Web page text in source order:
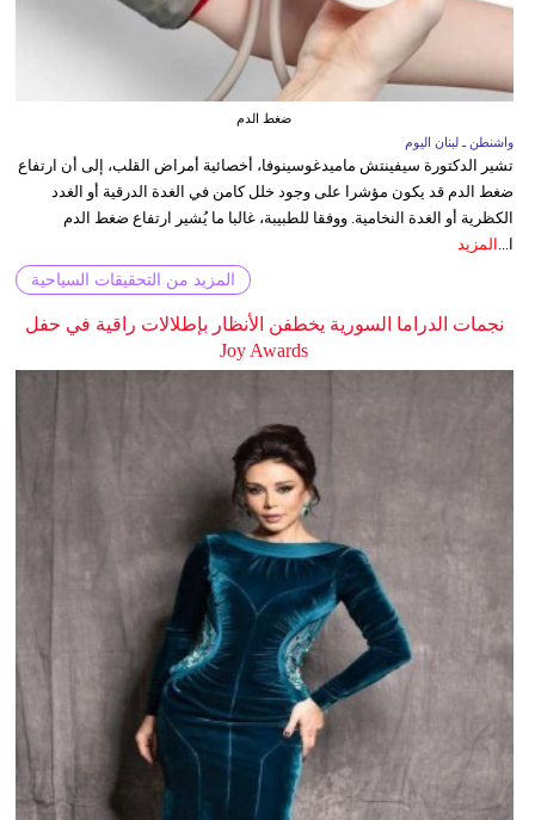
ضغط الدم
واشنطن ـ لبنان اليوم
تشير الدكتورة سيفينتش ماميدغوسينوفا، أخصائية أمراض القلب، إلى أن ارتفاع
ضغط الدم قد يكون مؤشرا على وجود خلل كامن في الغدة الدرقية أو الغدد
الكظرية أو الغدة النخامية. ووفقا للطبيبة، غالبا ما يُشير ارتفاع ضغط الدم
ا... المزيد
المزيد من التحقيقات السياحية
نجمات الدراما السورية يخطفن الأنظار بإطلالات راقية في حفل
Joy Awards